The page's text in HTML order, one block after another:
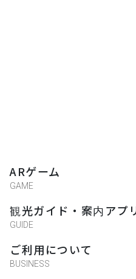
ARゲーム
GAME
観光ガイド・案内アプ
GUIDE
ご利用について
BUSINESS